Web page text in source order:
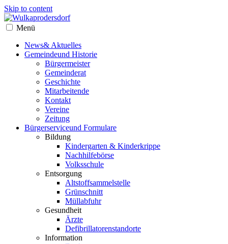
Skip to content
Menü
News& Aktuelles
Gemeindeund Historie
Bürgermeister
Gemeinderat
Geschichte
Mitarbeitende
Kontakt
Vereine
Zeitung
Bürgerserviceund Formulare
Bildung
Kindergarten & Kinderkrippe
Nachhilfebörse
Volksschule
Entsorgung
Altstoffsammelstelle
Grünschnitt
Müllabfuhr
Gesundheit
Ärzte
Defibrillatorenstandorte
Information